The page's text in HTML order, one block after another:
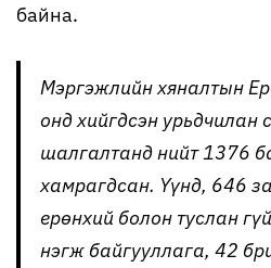
байна.
Мэргэжлийн хяналтын
онд хийгдсэн урьдчилан
шалгалтанд нийт 1376
хамрагдсан. Үүнд, 646
ерөнхий болон туслан
нэгж байгууллага, 42